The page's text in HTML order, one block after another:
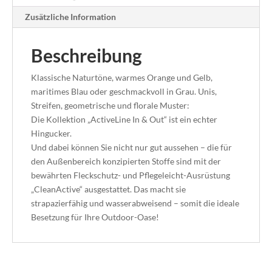
Zusätzliche Information
Beschreibung
Klassische Naturtöne, warmes Orange und Gelb,
maritimes Blau oder geschmackvoll in Grau. Unis,
Streifen, geometrische und florale Muster:
Die Kollektion „ActiveLine In & Out“ ist ein echter
Hingucker.
Und dabei können Sie nicht nur gut aussehen – die für
den Außenbereich konzipierten Stoffe sind mit der
bewährten Fleckschutz- und Pflegeleicht-Ausrüstung
„CleanActive“ ausgestattet. Das macht sie
strapazierfähig und wasserabweisend – somit die ideale
Besetzung für Ihre Outdoor-Oase!